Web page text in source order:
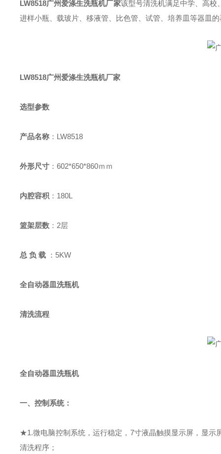
LW8518广州爱涤生洗瓶机厂家该型号清洗机满足中学、高校
进样小瓶、载玻片、移液管、比色管、试管、培养皿等器皿
LW8518广州爱涤生洗瓶机厂家
选型参数
产品名称 ： LW8518
外形尺寸 ： 602*650*860ｍｍ
内腔容积 ： 180L
篮架层数 ： 2层
总 负 载 ： 5KW
全自动器皿洗瓶机
清洗流程
全自动器皿洗瓶机
一、 控制系统：
★1.微电脑控制系统，运行稳定， 7寸液晶触摸显示屏， 显示
清洗程序；